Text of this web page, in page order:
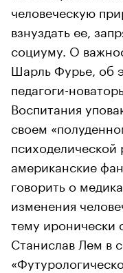
человеческую
взнуздать ее,
социуму. О
Шарль Фурье, об
педагоги-
Воспитания
своем
американские
говорить о
изменения
тему иронически
Станислав Лем в